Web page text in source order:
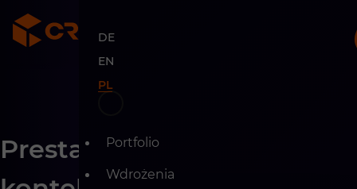
to
content
DE
EN
PL
Portfolio
Wdrożenia
PrestaShop vs Shopware w